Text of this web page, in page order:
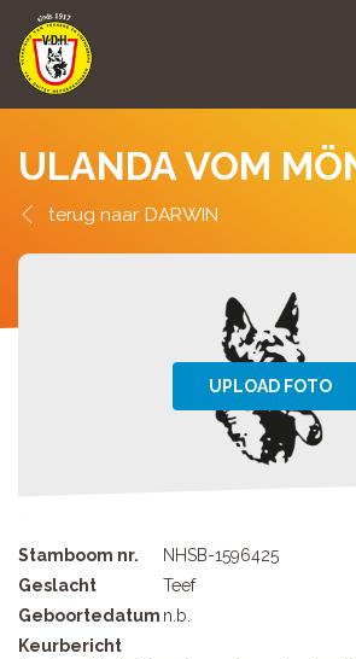
ULANDA VOM
DARWIN
Stamboom nr.
NHSB-1596425
Geslacht
Teef
Geboortedatum n.b.
Keurbericht